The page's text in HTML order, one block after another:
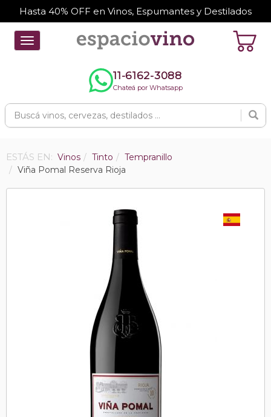
Hasta 40% OFF en Vinos, Espumantes y Destilados
Toggle
navigation
11-6162-3088
Chateá por Whatsapp
ESTÁS EN: Vinos Tinto
Tempranillo
Viña Pomal Reserva Rioja